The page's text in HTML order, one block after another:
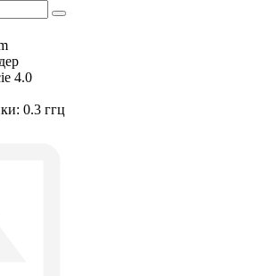
4.0
0.3 ггц